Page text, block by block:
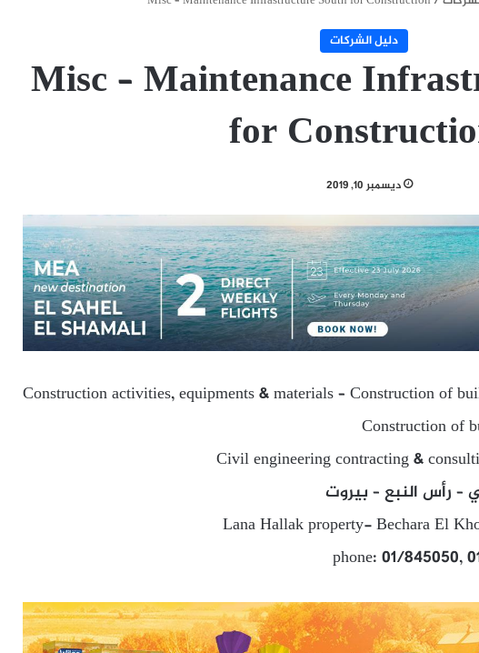
دليل الشركات
Misc – Maintenance
for
ديسمبر 10, 2019
Construction activities, equipments & materials – Construction of
Construction of
Civil engineering contracting &
– رأس النبع – بيروت
Lana Hallak property- Bechara El
phone: 01/845050,